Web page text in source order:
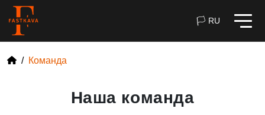
🏳 RU
Команда
Наша команда